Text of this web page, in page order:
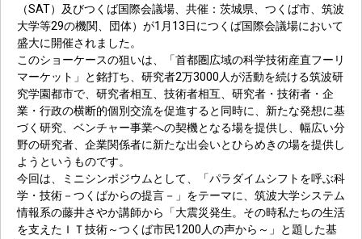
（SAT）及びつくば国際会議場、共催：茨城県、つくば市、筑波
大学等29の機関、団体）が1月13日につくば国際会議場において
盛大に開催されました。
このショーケースの狙いは、「首都圏広域の科学技術産直フーリ
マーケット」と銘打ち、研究者2万3000人が活動を続ける筑波研
究学園都市で、研究者相互、技術者相互、研究者・技術者・企
業・行政の横断的個別交流を促進すると同時に、新たな発想に基
づく研究、ベンチャー事業への契機となる場を提供し、幅広い分
野の研究者、企業関係者に新たな出会いとひらめきの場を提供し
ようというものです。
今回は、ミニシンポジウムとして、「パラダイムシフトを呼ぶ科
学・技術－つくばからの提言－」をテーマに、筑波大学システム
情報系の藤井さやか講師から「大震災発生。その時私たちの生活
を支えたＩＴ技術～つくば市民1200人の声から～」と題した基